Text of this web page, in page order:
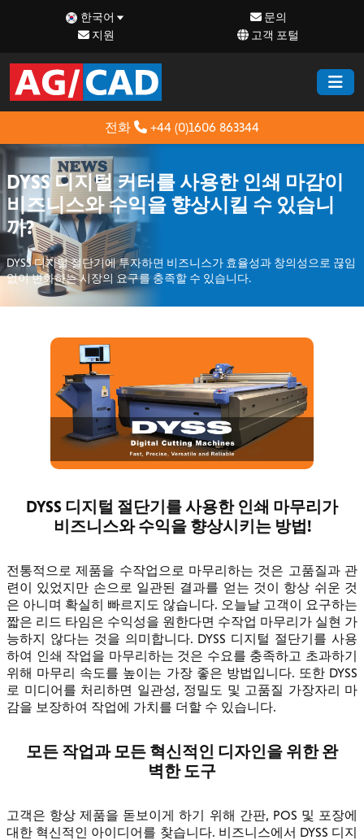
한국어
문의
지원
고객 포털
전화 +44 (0)1606 863344
DYSS 디지털 커터를 사용한 인쇄 마감이
비즈니스와 수익을 향상시킬 수 있습니
까?
DYSS 디지털 절단기에 투자하면 비즈니스가 효율성과 창의성으로 끊임
없이 변화하는 시장의 요구를 충족할 수 있습니다.
DYSS 디지털 절단기를 사용한 인쇄 마무리가
비즈니스와 수익을 향상시키는 방법!
전통적으로 제품을 수작업으로 마무리하는 것은 고품질과 관
련이 있었지만 손으로 일관된 결과를 얻는 것이 항상 쉬운 것
은 아니며 확실히 빠르지도 않습니다. 오늘날 고객이 요구하는
짧은 리드 타임은 수익성을 원한다면 수작업 마무리가 실현 가
능하지 않다는 것을 의미합니다. DYSS 디지털 절단기를 사용
하여 인쇄 작업을 마무리하는 것은 수요를 충족하고 초과하기
위해 마무리 속도를 높이는 가장 좋은 방법입니다. 또한 DYSS
로 미디어를 처리하면 일관성, 정밀도 및 고품질 가장자리 마
감을 보장하여 작업에 가치를 더할 수 있습니다.
모든 작업과 모든 혁신적인 디자인을 위한 완
벽한 도구
고객은 항상 제품을 돋보이게 하기 위해 간판, POS 및 포장에
대한 혁신적인 아이디어를 찾습니다. 비즈니스에서 DYSS 디지